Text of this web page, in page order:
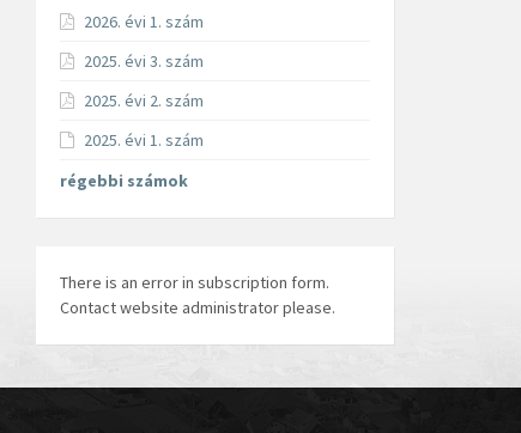
2026. évi 1. szám
2025. évi 3. szám
2025. évi 2. szám
2025. évi 1. szám
régebbi számok
There is an error in subscription form.
Contact website administrator please.